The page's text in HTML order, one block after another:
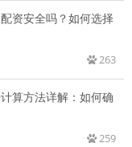
资安全吗？如何选择
263
算方法详解：如何确
259